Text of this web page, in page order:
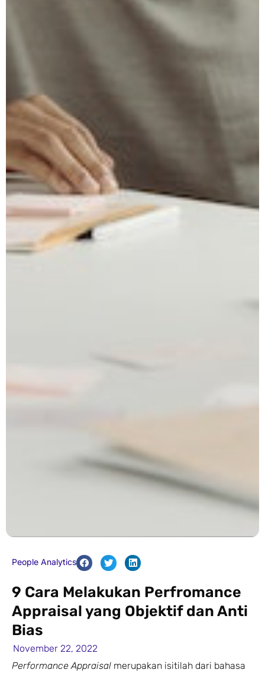
People Analytics
9 Cara Melakukan Perfromance
Appraisal yang Objektif dan Anti
Bias
November 22, 2022
Performance Appraisal merupakan isitilah dari bahasa